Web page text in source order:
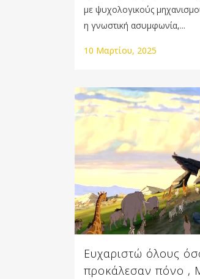
με ψυχολογικούς
η γνωστική ασυμφωνία,...
10 Μαρτίου, 2025
Ευχαριστώ όλους
προκάλεσαν πόνο ,